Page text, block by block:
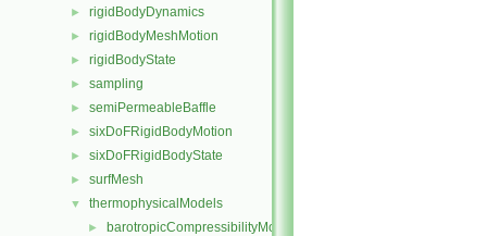
► rigidBodyDynamics
► rigidBodyMeshMotion
► rigidBodyState
► sampling
► semiPermeableBaffle
► sixDoFRigidBodyMotion
► sixDoFRigidBodyState
► surfMesh
▼ thermophysicalModels
► barotropicCompressibilityModel